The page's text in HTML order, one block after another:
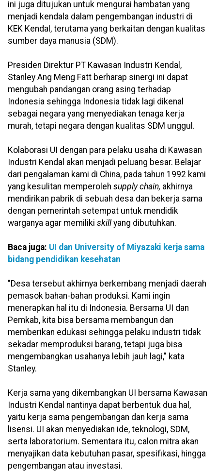
ini juga ditujukan untuk mengurai hambatan yang
menjadi kendala dalam pengembangan industri di
KEK Kendal, terutama yang berkaitan dengan kualitas
sumber daya manusia (SDM).
Presiden Direktur PT Kawasan Industri Kendal,
Stanley Ang Meng Fatt berharap sinergi ini dapat
mengubah pandangan orang asing terhadap
Indonesia sehingga Indonesia tidak lagi dikenal
sebagai negara yang menyediakan tenaga kerja
murah, tetapi negara dengan kualitas SDM unggul.
Kolaborasi UI dengan para pelaku usaha di Kawasan
Industri Kendal akan menjadi peluang besar. Belajar
dari pengalaman kami di China, pada tahun 1992 kami
yang kesulitan memperoleh supply chain, akhirnya
mendirikan pabrik di sebuah desa dan bekerja sama
dengan pemerintah setempat untuk mendidik
warganya agar memiliki skill yang dibutuhkan.
Baca juga: UI dan University of Miyazaki kerja sama
bidang pendidikan kesehatan
"Desa tersebut akhirnya berkembang menjadi daerah
pemasok bahan-bahan produksi. Kami ingin
menerapkan hal itu di Indonesia. Bersama UI dan
Pemkab, kita bisa bersama membangun dan
memberikan edukasi sehingga pelaku industri tidak
sekadar memproduksi barang, tetapi juga bisa
mengembangkan usahanya lebih jauh lagi," kata
Stanley.
Kerja sama yang dikembangkan UI bersama Kawasan
Industri Kendal nantinya dapat berbentuk dua hal,
yaitu kerja sama pengembangan dan kerja sama
lisensi. UI akan menyediakan ide, teknologi, SDM,
serta laboratorium. Sementara itu, calon mitra akan
menyajikan data kebutuhan pasar, spesifikasi, hingga
pengembangan atau investasi.